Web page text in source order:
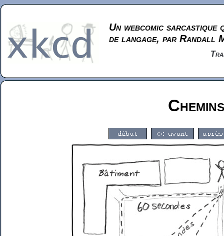
Un webcomic sarcastique
de langage, par Randall
Chemins